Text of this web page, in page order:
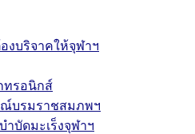
งบริจาคให้จุฬาฯ
ทรอนิกส์
บรมราชสมภพฯ
บัดมะเร็งจุฬาฯ